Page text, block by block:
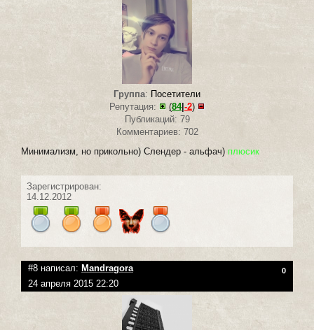
Группа: Посетители
Репутация:
(84|-2)
Публикаций: 79
Комментариев: 702
Минимализм, но прикольно) Слендер - альфач) плюсик
Зарегистрирован:
14.12.2012
#8 написал: Mandragora 0
24 апреля 2015 22:20